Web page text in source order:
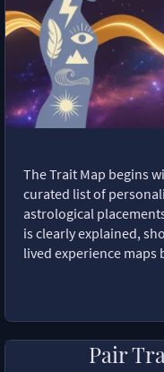
The Trait Map begins
curated list of
astrological
is clearly explained,
lived experience maps
Pair